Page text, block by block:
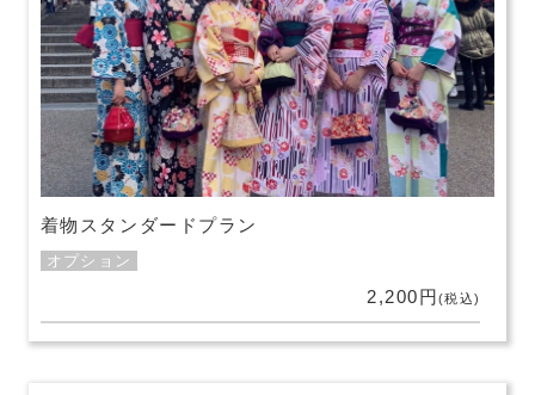
着物スタンダードプラン
オプション
2,200円(税込)